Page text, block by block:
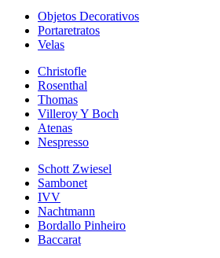
Objetos Decorativos
Portaretratos
Velas
Christofle
Rosenthal
Thomas
Villeroy Y Boch
Atenas
Nespresso
Schott Zwiesel
Sambonet
IVV
Nachtmann
Bordallo Pinheiro
Baccarat